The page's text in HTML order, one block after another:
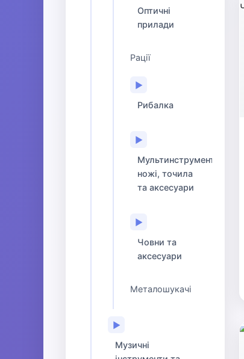
Оптичні
прилади
Рації
▶
Рибалка
▶
Мультинструменти,
ножі, точила
та аксесуари
▶
Човни та
аксесуари
Металошукачі
▶
Музичні